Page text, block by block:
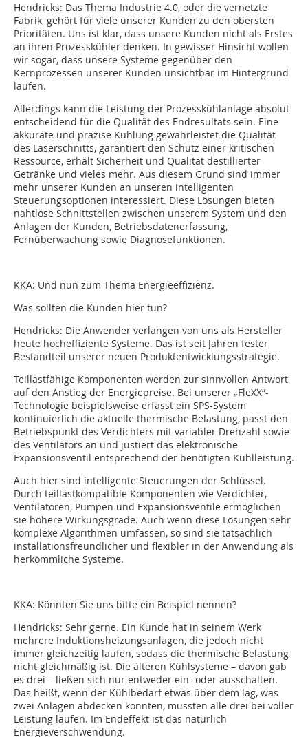
Hendricks: Das Thema Industrie 4.0, oder die vernetzte
Fabrik, gehört für viele unserer Kunden zu den obersten
Prioritäten. Uns ist klar, dass unsere Kunden nicht als Erstes
an ihren Prozesskühler denken. In gewisser Hinsicht wollen
wir sogar, dass unsere Systeme gegenüber den
Kernprozessen unserer Kunden unsichtbar im Hintergrund
laufen.
Allerdings kann die Leistung der Prozesskühlanlage absolut
entscheidend für die Qualität des Endresultats sein. Eine
akkurate und präzise Kühlung gewährleistet die Qualität
des Laserschnitts, garantiert den Schutz einer kritischen
Ressource, erhält Sicherheit und Qualität destillierter
Getränke und vieles mehr. Aus diesem Grund sind immer
mehr unserer Kunden an unseren intelligenten
Steuerungsoptionen interessiert. Diese Lösungen bieten
nahtlose Schnittstellen zwischen unserem System und den
Anlagen der Kunden, Betriebsdatenerfassung,
Fernüberwachung sowie Dia­gnosefunktionen.
KKA: Und nun zum Thema Energieeffizienz.
Was sollten die Kunden hier tun?
Hendricks: Die Anwender verlangen von uns als Hersteller
heute hocheffiziente Systeme. Das ist seit Jahren fester
Bestandteil unserer neuen Produktentwicklungsstrategie.
Teillastfähige Komponenten werden zur sinnvollen Antwort
auf den Anstieg der Energiepreise. Bei unserer „FleXX“-
Technologie beispielsweise erfasst ein SPS-System
kontinuierlich die aktuelle thermische Belastung, passt den
Betriebspunkt des Verdichters mit variabler Drehzahl sowie
des Ventilators an und justiert das elektronische
Expansionsventil entsprechend der benötigten Kühlleistung.
Auch hier sind intelligente Steuerungen der Schlüssel.
Durch teillastkompatible Komponenten wie Verdichter,
Ventilatoren, Pumpen und Expansionsventile ermöglichen
sie höhere Wirkungsgrade. Auch wenn diese Lösungen sehr
komplexe Algorithmen umfassen, so sind sie tatsächlich
installationsfreundlicher und flexibler in der Anwendung als
herkömmliche Systeme.
KKA: Könnten Sie uns bitte ein Beispiel nennen?
Hendricks: Sehr gerne. Ein Kunde hat in seinem Werk
mehrere Induktionsheizungsanlagen, die jedoch nicht
immer gleichzeitig laufen, sodass die thermische Belastung
nicht gleichmäßig ist. Die älteren Kühlsysteme – davon gab
es drei – ließen sich nur entweder ein- oder ausschalten.
Das heißt, wenn der Kühlbedarf etwas über dem lag, was
zwei Anlagen abdecken konnten, mussten alle drei bei voller
Leistung laufen. Im Endeffekt ist das natürlich
Energieverschwendung.